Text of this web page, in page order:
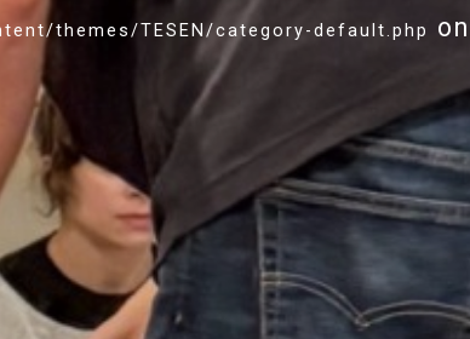
themes/TESEN/category-default.php
on